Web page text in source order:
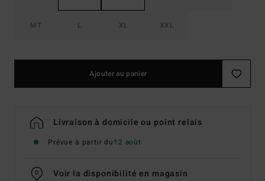
MT L XL XXL
Ajouter au panier
Livraison à domicile ou point relais
Prévue à partir du12 août
Voir la disponibilité en magasin